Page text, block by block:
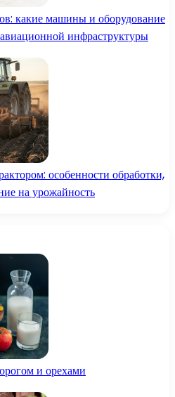
какие машины и оборудование
инфраструктуры
особенности обработки,
на урожайность
и орехами